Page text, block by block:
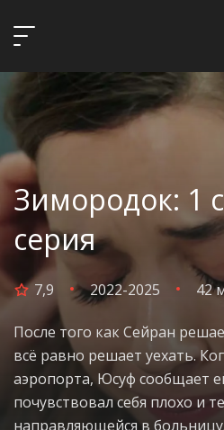
Зимородок: 1
серия
7,9 2022-2025 42
После того как Сейран
всё равно решает уехать.
аэропорта, Юсуф сообщает
почувствовал себя плохо и
направляющейся в